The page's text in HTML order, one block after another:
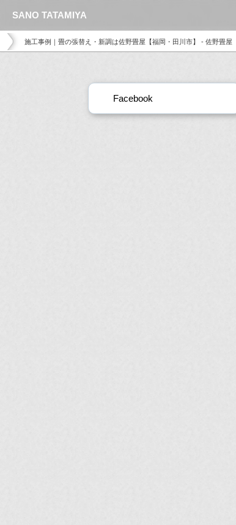
施工事例｜畳の張替え・新調は佐野畳屋【福岡・田川市】 - 佐野畳屋
Facebook
SANO TATAMIYA